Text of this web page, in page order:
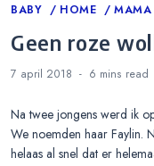
Categories
BABY HOME MAMA
Geen roze
7 april 2018 6 mins read
Na twee jongens werd ik
We noemden haar Faylin.
helaas al snel dat er